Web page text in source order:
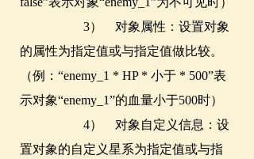
3） 对象属性：设置对象
的属性为指定值或与指定值做比较。
（例：“enemy_1 * HP * 小于 * 500”表
示对象“enemy_1”的血量小于500时）
4） 对象自定义信息：设
置对象的自定义星系为指定值或与指